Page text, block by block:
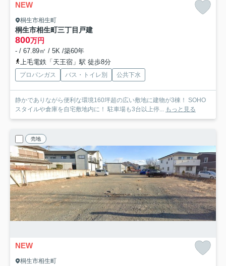
NEW
桐生市相生町
桐生市相生町三丁目戸建
800万円
- / 67.89㎡ / 5K /築60年
上毛電鉄「天王宿」駅 徒歩8分
プロパンガス バス・トイレ別 公共下水
静かでありながら便利な環境160坪超の広い敷地に建物が3棟！ SOHO
スタイルや倉庫を自宅敷地内に！ 駐車場も3台以上停... もっと見る
売地
NEW
桐生市相生町